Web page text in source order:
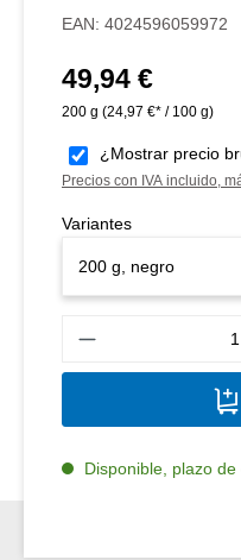
EAN: 4024596059972
Precio normal:
49,94 €
200 g (24,97 €* / 100 g)
¿Mostrar precio
Precios con IVA incluido,
Variantes
Disponible, plazo